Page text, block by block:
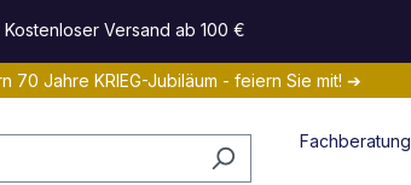
Kostenloser Versand ab 100 €
70 Jahre KRIEG-Jubiläum - feiern Sie mit! ➔
Fachberatung